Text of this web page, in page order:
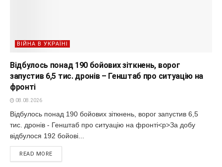
ВІЙНА В УКРАЇНІ
Відбулось понад 190 бойових зіткнень, ворог
запустив 6,5 тис. дронів – Генштаб про ситуацію на
фронті
08.08.2026
Відбулось понад 190 бойових зіткнень, ворог запустив 6,5
тис. дронів - Генштаб про ситуацію на фронті<p>За добу
відбулося 192 бойові...
READ MORE